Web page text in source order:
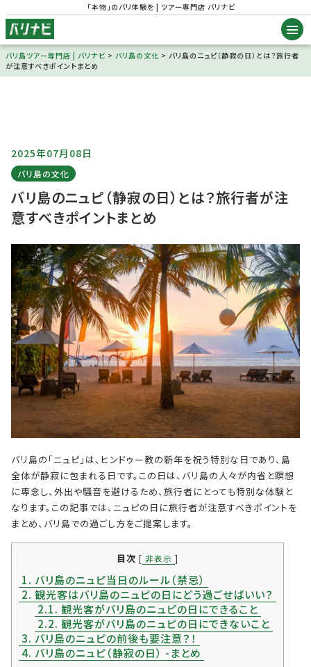
「本物」のバリ体験を | ツアー専門店 バリナビ
バリ島ツアー専門店 | バリナビ > バリ島の文化 > バリ島のニュピ（静寂の日）とは？旅行者
が注意すべきポイントまとめ
2025年07月08日
バリ島の文化
バリ島のニュピ（静寂の日）とは？旅行者が注
意すべきポイントまとめ
バリ島の「ニュピ」は、ヒンドゥー教の新年を祝う特別な日であり、島
全体が静寂に包まれる日です。この日は、バリ島の人々が内省と瞑想
に専念し、外出や騒音を避けるため、旅行者にとっても特別な体験と
なります。この記事では、ニュピの日に旅行者が注意すべきポイントを
まとめ、バリ島での過ごし方をご提案します。
目次 [ 非表示 ]
1. バリ島のニュピ当日のルール（禁忌）
2. 観光客はバリ島のニュピの日にどう過ごせばいい？
2.1. 観光客がバリ島のニュピの日にできること
2.2. 観光客がバリ島のニュピの日にできないこと
3. バリ島のニュピの前後も要注意？！
4. バリ島のニュピ（静寂の日） -まとめ